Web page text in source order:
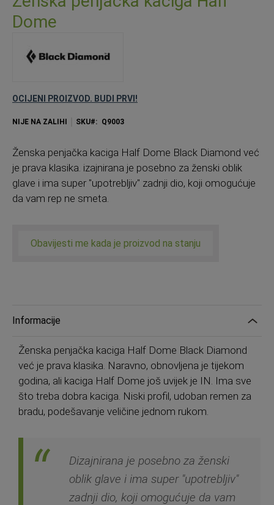
the
beginning
images
Dome
OCIJENI PROIZVOD. BUDI PRVI!
NIJE NA ZALIHI SKU Q9003
Ženska penjačka kaciga Half Dome Black Diamond već
je prava klasika. izajnirana je posebno za ženski oblik
glave i ima super "upotrebljiv" zadnji dio, koji omogućuje
da vam rep ne smeta.
Obavijesti me kada je proizvod na stanju
Informacije
Ženska penjačka kaciga Half Dome Black Diamond
već je prava klasika. Naravno, obnovljena je tijekom
godina, ali kaciga Half Dome još uvijek je IN. Ima sve
što treba dobra kaciga. Niski profil, udoban remen za
bradu, podešavanje veličine jednom rukom.
Dizajnirana je posebno za ženski
oblik glave i ima super "upotrebljiv"
zadnji dio, koji omogućuje da vam